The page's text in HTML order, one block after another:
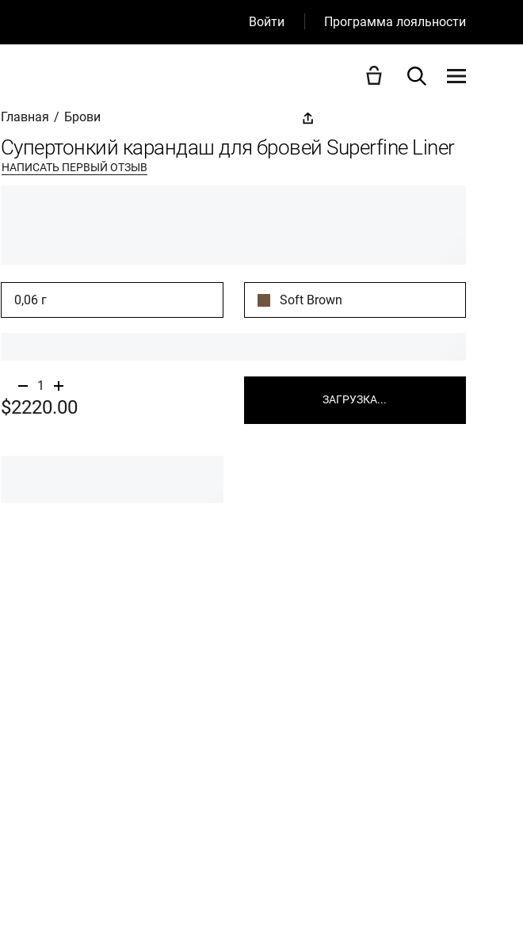
Программа лояльности
Войти
Главная / Брови
Супертонкий карандаш для бровей Superfine Liner
НАПИСАТЬ ПЕРВЫЙ ОТЗЫВ
0,06 г Soft Brown
1
ЗАГРУЗКА...
$2220.00